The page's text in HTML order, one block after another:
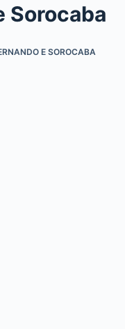
Sorocaba
E SOROCABA